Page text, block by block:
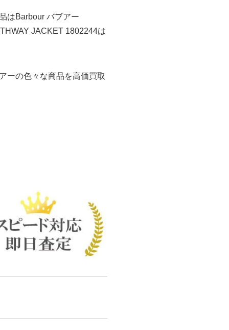
はBarbour バブアー
JACKET 1802244は
ーの色々な商品を高価買取